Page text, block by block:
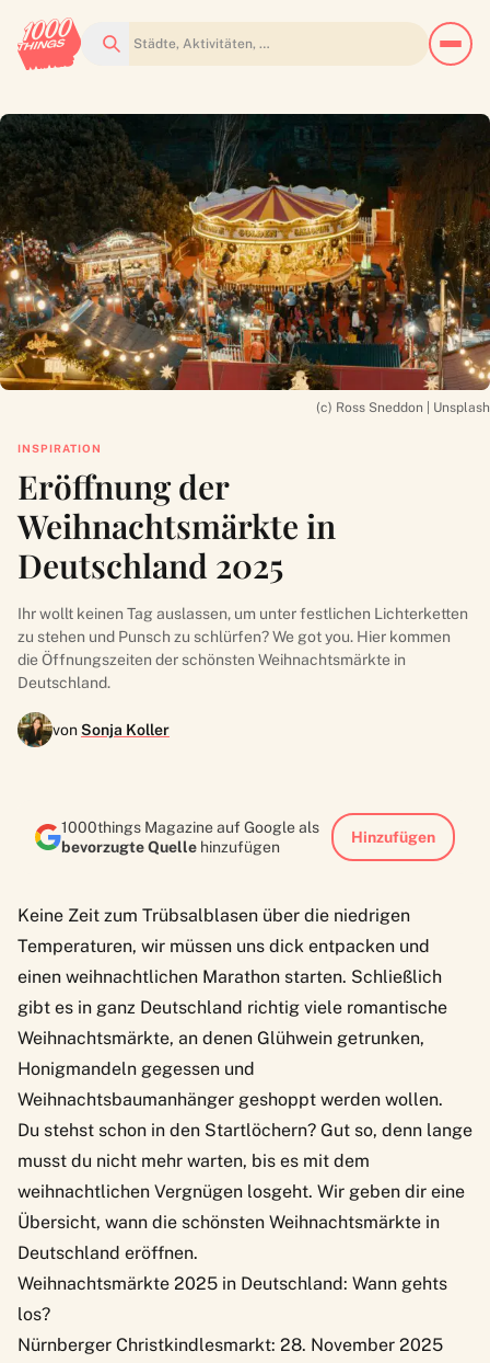
Suchen
(c) Ross Sneddon | Unsplash
INSPIRATION
Eröffnung der
Weihnachtsmärkte in
Deutschland 2025
Ihr wollt keinen Tag auslassen, um unter festlichen Lichterketten
zu stehen und Punsch zu schlürfen? We got you. Hier kommen
die Öffnungszeiten der schönsten Weihnachtsmärkte in
Deutschland.
vonSonja Koller
1000things Magazine auf Google als
bevorzugte Quelle hinzufügen
Hinzufügen
Keine Zeit zum Trübsalblasen über die niedrigen
Temperaturen, wir müssen uns dick entpacken und
einen weihnachtlichen Marathon starten. Schließlich
gibt es in ganz Deutschland richtig viele romantische
Weihnachtsmärkte, an denen Glühwein getrunken,
Honigmandeln gegessen und
Weihnachtsbaumanhänger geshoppt werden wollen.
Du stehst schon in den Startlöchern? Gut so, denn lange
musst du nicht mehr warten, bis es mit dem
weihnachtlichen Vergnügen losgeht. Wir geben dir eine
Übersicht, wann die schönsten Weihnachtsmärkte in
Deutschland eröffnen.
Weihnachtsmärkte 2025 in Deutschland: Wann gehts
los?
Nürnberger Christkindlesmarkt: 28. November 2025